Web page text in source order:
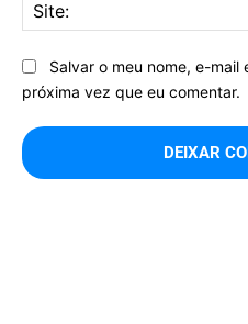
Salvar o meu nome, e-
próxima vez que eu comentar.